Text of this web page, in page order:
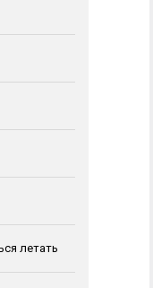
летать